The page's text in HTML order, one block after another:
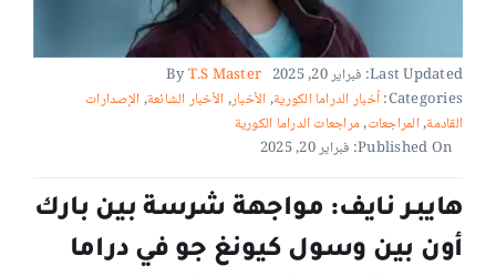
Last Updated: فبراير 20, 2025 ByT.S Master
Categories: أخبار الدراما الكورية,الأخبار,الأخبار الشائعة,الإصدارات
القادمة,المراجعات,مراجعات الدراما الكورية
Published On: فبراير 20, 2025
هايبـر نايف: مواجهة شرسة بين بارك
أون بين وسول كيونغ جو في دراما